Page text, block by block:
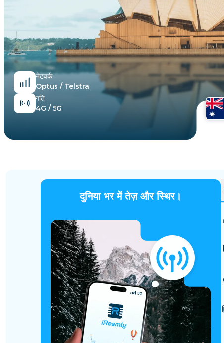
नेटवर्क
Optus / Telstra
गति
4G / 5G
दुनिया भर में तेज़ और स्थिर।